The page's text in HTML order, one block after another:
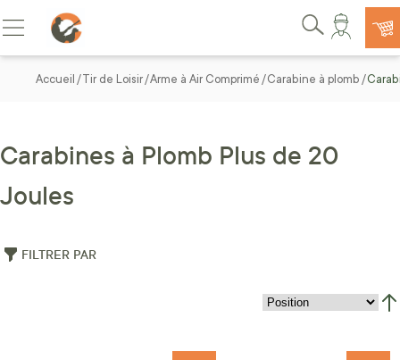
Allez au contenu
Basculer la navigation
Rechercher
Accueil Tir de Loisir Arme à Air Comprimé Carabine à plomb
Carabines à Plomb Plus de 20
Joules
FILTRER PAR